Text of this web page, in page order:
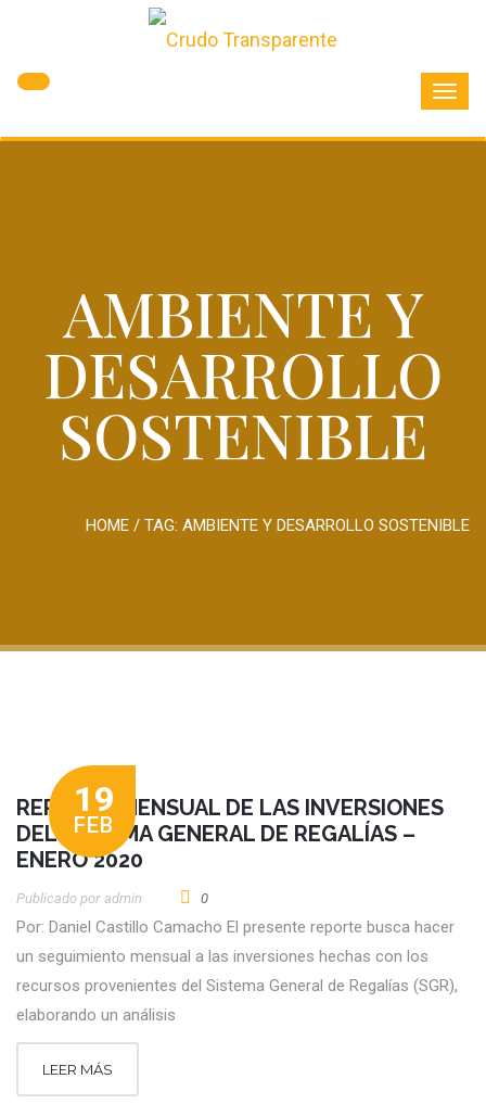
AMBIENTE Y
DESARROLLO
SOSTENIBLE
HOME / TAG: AMBIENTE Y DESARROLLO SOSTENIBLE
19
FEB
REPORTE MENSUAL DE LAS INVERSIONES
DEL SISTEMA GENERAL DE REGALÍAS –
ENERO 2020
Publicado por Admin 0
Por: Daniel Castillo Camacho El presente reporte busca hacer
un seguimiento mensual a las inversiones hechas con los
recursos provenientes del Sistema General de Regalías (SGR),
elaborando un análisis
LEER MÁS